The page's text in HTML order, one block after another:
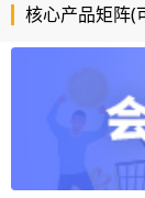
核心产品矩阵(